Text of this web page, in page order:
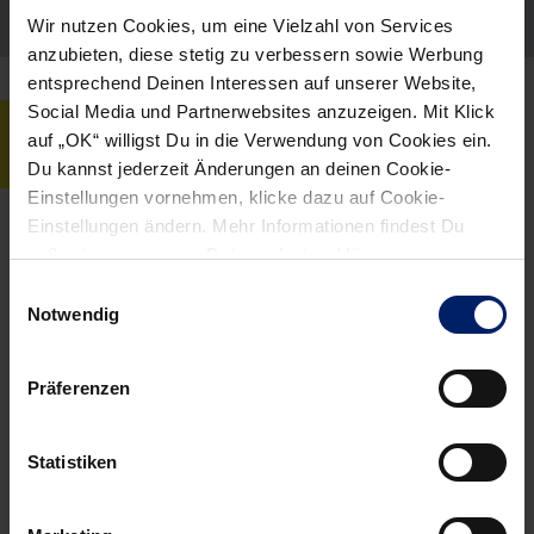
Wir nutzen Cookies, um eine Vielzahl von Services
anzubieten, diese stetig zu verbessern sowie Werbung
entsprechend Deinen Interessen auf unserer Website,
Social Media und Partnerwebsites anzuzeigen. Mit Klick
auf „OK“ willigst Du in die Verwendung von Cookies ein.
Du kannst jederzeit Änderungen an deinen Cookie-
Einstellungen vornehmen, klicke dazu auf Cookie-
Einstellungen ändern. Mehr Informationen findest Du
außerdem in unsererDatenschutzerklärung.
Notwendig
Präferenzen
Statistiken
BIOGRAFIE
Persönliches Karriere
Geburtsdatum